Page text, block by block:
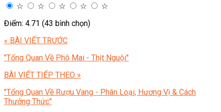
☆
☆ ☆ ☆
☆
Điểm: 4.71 (43 bình chọn)
« BÀI VIẾT TRƯỚC
"Tổng Quan Về Phô Mai - Thịt Nguội"
BÀI VIẾT TIẾP THEO »
"Tổng Quan Về Rượu Vang - Phân Loại, Hương Vị & Cách
Thưởng Thức"